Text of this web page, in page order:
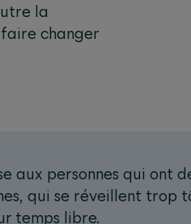
la
faire changer
aux personnes qui ont
qui se réveillent trop
temps libre.